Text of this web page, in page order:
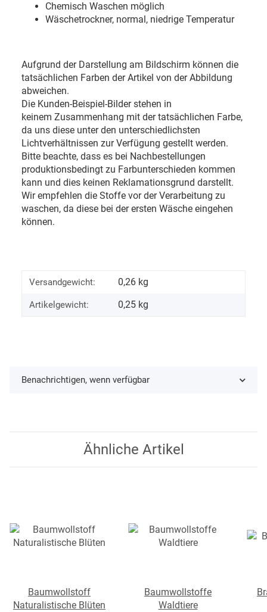
Chemisch Waschen möglich
Wäschetrockner, normal, niedrige Temperatur
Aufgrund der Darstellung am Bildschirm können die
tatsächlichen Farben der Artikel von der Abbildung
abweichen.
Die Kunden-Beispiel-Bilder stehen in
keinem Zusammenhang mit der tatsächlichen Farbe,
da uns diese unter den unterschiedlichsten
Lichtverhältnissen zur Verfügung gestellt werden.
Bitte beachte, dass es bei Nachbestellungen
produktionsbedingt zu Farbunterschieden kommen
kann und dies keinen Reklamationsgrund darstellt.
Wir empfehlen die Stoffe vor der Verarbeitung zu
waschen, da diese bei der ersten Wäsche eingehen
können.
Versandgewicht: 0,26 kg
Artikelgewicht: 0,25 kg
Benachrichtigen, wenn verfügbar
Ähnliche Artikel
Baumwollstoff
Naturalistische Blüten
Baumwollstoffe
Waldtiere